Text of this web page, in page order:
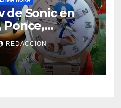
de Sonic en
Ponce,
Humacao,
el que
REDACCION